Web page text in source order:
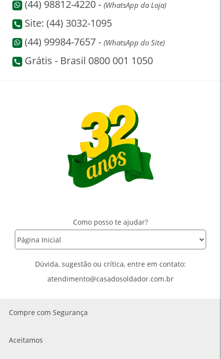
(44) 98812-4220 - (WhatsApp da Loja)
Site: (44) 3032-1095
(44) 99984-7657 - (WhatsApp do Site)
Grátis - Brasil 0800 001 1050
Como posso te ajudar?
Dúvida, sugestão ou crítica, entre em contato:
atendimento@casadosoldador.com.br
Compre com Segurança
Aceitamos